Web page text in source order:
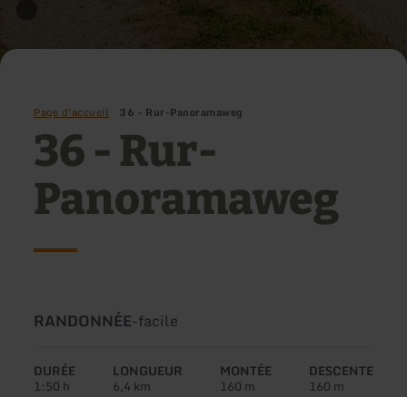
Page d'accueil 36 - Rur-Panoramaweg
36 - Rur-
Panoramaweg
Type
circuit:
RANDONNÉE-Difficulté:
facile
DURÉE
1:50 h
LONGUEUR
6,4 km
MONTÉE
160 m
DESCENTE
160 m